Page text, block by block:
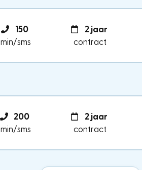
150
min/sms
2 jaar
contract
200
min/sms
2 jaar
contract